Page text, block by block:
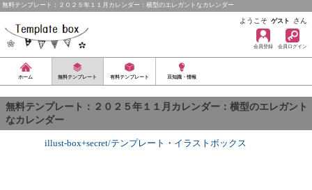
無料テンプレート：２０２５年１１月カレンダー：横型のエレガントなカレンダー
ようこそ ゲスト さん
会員登録 会員ログイン
ホーム 無料テンプレート 有料テンプレート 豆知識・情報
無料テンプレート：２０２５年１１月カレンダー：横型のエレガント
なカレンダー
illust-box+secret/テンプレート ・ イラストボックス